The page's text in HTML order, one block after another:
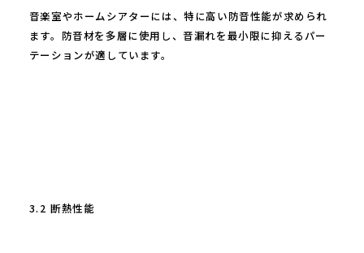
音楽室やホームシアターには、特に高い防音性能が求められ
ます。防音材を多層に使用し、音漏れを最小限に抑えるパー
テーションが適しています。
3.2 断熱性能